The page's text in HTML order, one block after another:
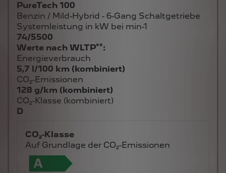
PureTech 100
Benzin / Mild-Hybrid - 6-Gang Schaltgetriebe
Systemleistung in kW bei min-1
74/5500
Werte nach WLTP**:
Energieverbrauch
5,7 l/100 km (kombiniert)
CO₂-Emissionen
128 g/km (kombiniert)
CO₂-Klasse (kombiniert)
D
CO₂-Klasse
Auf Grundlage der CO₂-Emissionen